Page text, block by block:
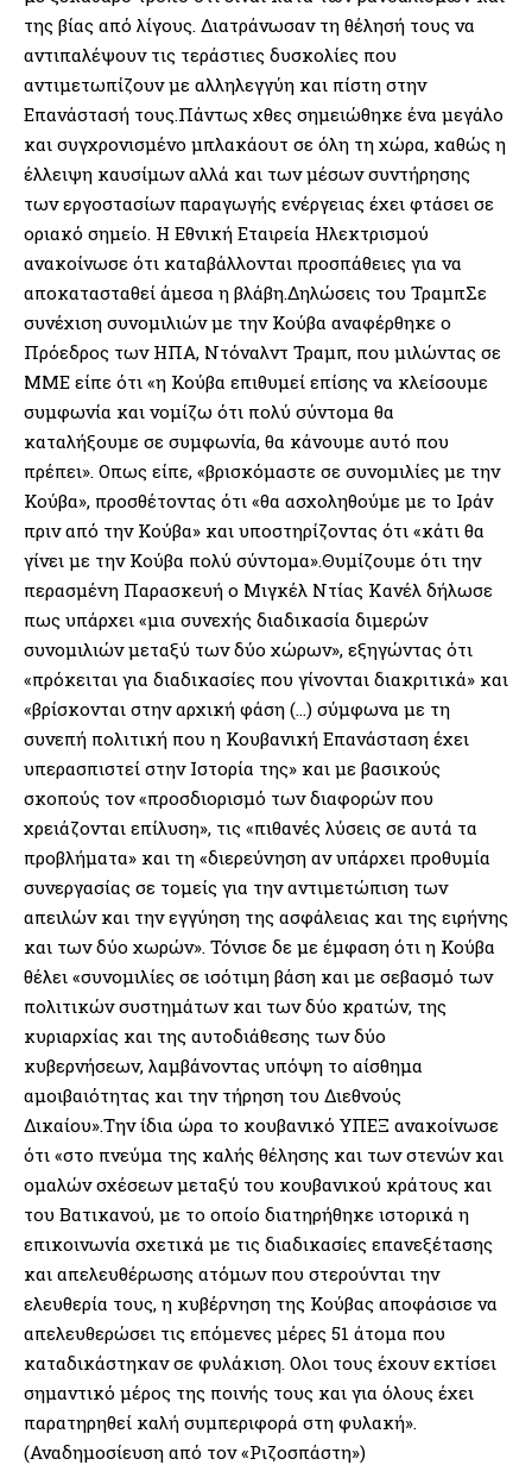
της βίας από λίγους. Διατράνωσαν τη θέλησή τους να
αντιπαλέψουν τις τεράστιες δυσκολίες που
αντιμετωπίζουν με αλληλεγγύη και πίστη στην
Επανάστασή τους.Πάντως χθες σημειώθηκε ένα μεγάλο
και συγχρονισμένο μπλακάουτ σε όλη τη χώρα, καθώς η
έλλειψη καυσίμων αλλά και των μέσων συντήρησης
των εργοστασίων παραγωγής ενέργειας έχει φτάσει σε
οριακό σημείο. Η Εθνική Εταιρεία Ηλεκτρισμού
ανακοίνωσε ότι καταβάλλονται προσπάθειες για να
αποκατασταθεί άμεσα η βλάβη.Δηλώσεις του ΤραμπΣε
συνέχιση συνομιλιών με την Κούβα αναφέρθηκε ο
Πρόεδρος των ΗΠΑ, Ντόναλντ Τραμπ, που μιλώντας σε
ΜΜΕ είπε ότι «η Κούβα επιθυμεί επίσης να κλείσουμε
συμφωνία και νομίζω ότι πολύ σύντομα θα
καταλήξουμε σε συμφωνία, θα κάνουμε αυτό που
πρέπει». Οπως είπε, «βρισκόμαστε σε συνομιλίες με την
Κούβα», προσθέτοντας ότι «θα ασχοληθούμε με το Ιράν
πριν από την Κούβα» και υποστηρίζοντας ότι «κάτι θα
γίνει με την Κούβα πολύ σύντομα».Θυμίζουμε ότι την
περασμένη Παρασκευή ο Μιγκέλ Ντίας Κανέλ δήλωσε
πως υπάρχει «μια συνεχής διαδικασία διμερών
συνομιλιών μεταξύ των δύο χώρων», εξηγώντας ότι
«πρόκειται για διαδικασίες που γίνονται διακριτικά» και
«βρίσκονται στην αρχική φάση (…) σύμφωνα με τη
συνεπή πολιτική που η Κουβανική Επανάσταση έχει
υπερασπιστεί στην Ιστορία της» και με βασικούς
σκοπούς τον «προσδιορισμό των διαφορών που
χρειάζονται επίλυση», τις «πιθανές λύσεις σε αυτά τα
προβλήματα» και τη «διερεύνηση αν υπάρχει προθυμία
συνεργασίας σε τομείς για την αντιμετώπιση των
απειλών και την εγγύηση της ασφάλειας και της ειρήνης
και των δύο χωρών». Τόνισε δε με έμφαση ότι η Κούβα
θέλει «συνομιλίες σε ισότιμη βάση και με σεβασμό των
πολιτικών συστημάτων και των δύο κρατών, της
κυριαρχίας και της αυτοδιάθεσης των δύο
κυβερνήσεων, λαμβάνοντας υπόψη το αίσθημα
αμοιβαιότητας και την τήρηση του Διεθνούς
Δικαίου».Την ίδια ώρα το κουβανικό ΥΠΕΞ ανακοίνωσε
ότι «στο πνεύμα της καλής θέλησης και των στενών και
ομαλών σχέσεων μεταξύ του κουβανικού κράτους και
του Βατικανού, με το οποίο διατηρήθηκε ιστορικά η
επικοινωνία σχετικά με τις διαδικασίες επανεξέτασης
και απελευθέρωσης ατόμων που στερούνται την
ελευθερία τους, η κυβέρνηση της Κούβας αποφάσισε να
απελευθερώσει τις επόμενες μέρες 51 άτομα που
καταδικάστηκαν σε φυλάκιση. Ολοι τους έχουν εκτίσει
σημαντικό μέρος της ποινής τους και για όλους έχει
παρατηρηθεί καλή συμπεριφορά στη φυλακή».
(Αναδημοσίευση από τον «Ριζοσπάστη»)